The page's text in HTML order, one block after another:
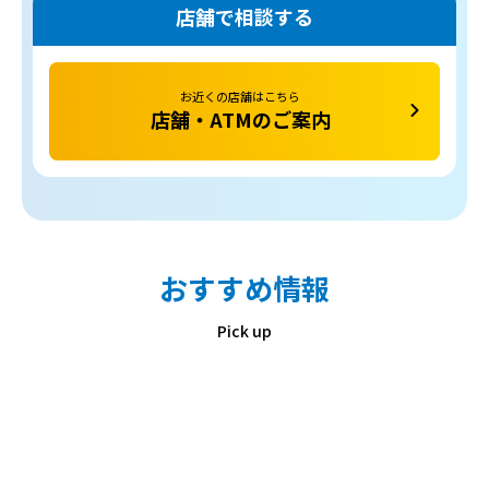
店舗で相談する
お近くの店舗はこちら
店舗・ATMのご案内
おすすめ情報
Pick up